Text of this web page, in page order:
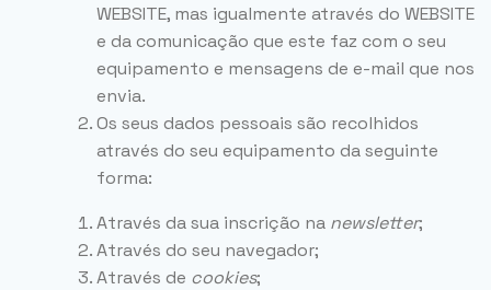
WEBSITE, mas igualmente através do WEBSITE
e da comunicação que este faz com o seu
equipamento e mensagens de e-mail que nos
envia.
Os seus dados pessoais são recolhidos
através do seu equipamento da seguinte
forma:
Através da sua inscrição na newsletter;
Através do seu navegador;
Através de cookies;